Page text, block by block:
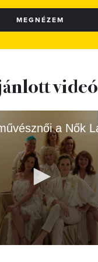
MEGNÉZEM
videó